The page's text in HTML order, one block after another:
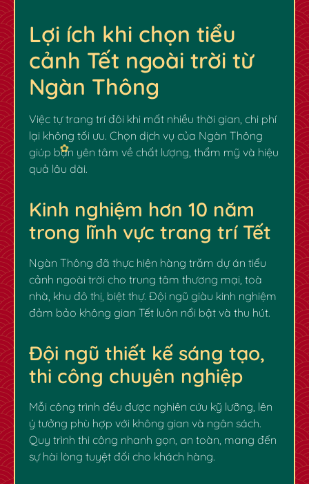
Lợi ích khi chọn tiểu
cảnh Tết ngoài trời từ
Ngàn Thông
Việc tự trang trí đôi khi mất nhiều thời gian, chi phí
lại không tối ưu. Chọn dịch vụ của Ngàn Thông
giúp bạn yên tâm về chất lượng, thẩm mỹ và hiệu
quả lâu dài.
Kinh nghiệm hơn 10 năm
trong lĩnh vực trang trí Tết
Ngàn Thông đã thực hiện hàng trăm dự án tiểu
cảnh ngoài trời cho trung tâm thương mại, toà
nhà, khu đô thị, biệt thự. Đội ngũ giàu kinh nghiệm
đảm bảo không gian Tết luôn nổi bật và thu hút.
Đội ngũ thiết kế sáng tạo,
thi công chuyên nghiệp
Mỗi công trình đều được nghiên cứu kỹ lưỡng, lên
ý tưởng phù hợp với không gian và ngân sách.
Quy trình thi công nhanh gọn, an toàn, mang đến
sự hài lòng tuyệt đối cho khách hàng.